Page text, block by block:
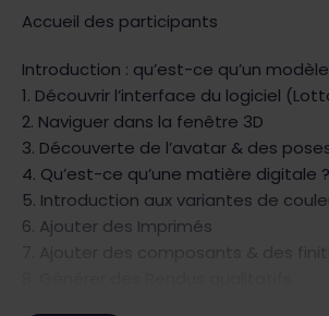
Accueil des participants
Introduction : qu’est-ce qu’un modèle
1. Découvrir l’interface du logiciel
2. Naviguer dans la fenêtre 3D
3. Découverte de l’avatar & des
4. Qu’est-ce qu’une matière digitale ?
5. Introduction aux variantes de
6. Ajouter des Imprimés